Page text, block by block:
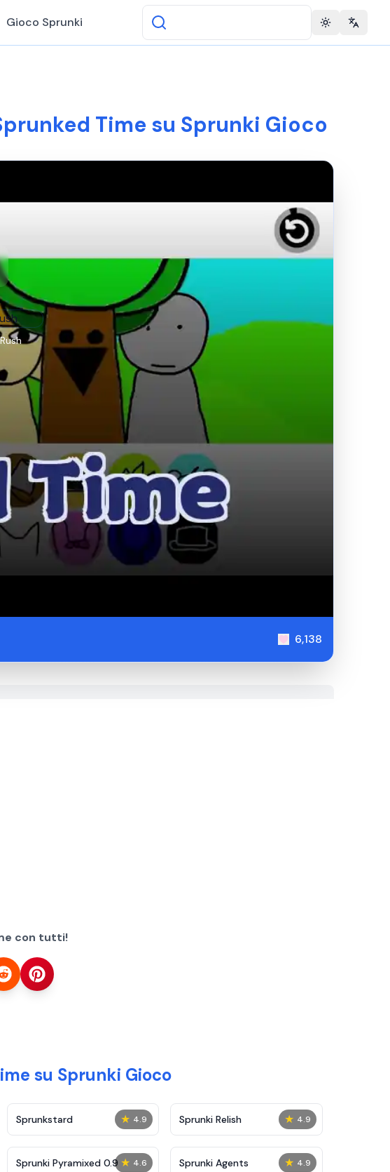
Gioco Sprunki Toggle theme
Time su Sprunki Gioco
6,138
con tutti!
su Sprunki Gioco
★ 4.9
Sprunkstard ★ 4.9
Sprunki Relish
★ 4.6
Sprunki Pyramixed 0.9 ★ 4.9
Sprunki Agents